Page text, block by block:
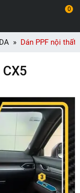
0
Dán PPF nội thất